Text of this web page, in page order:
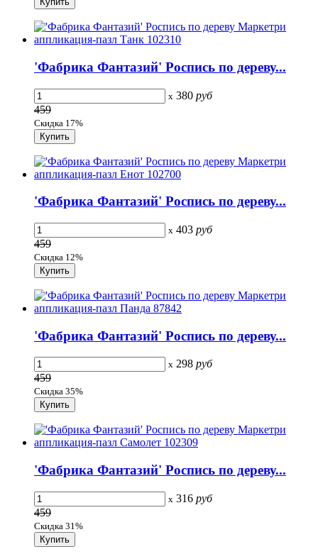
'Фабрика Фантазий' Роспись по дереву...
x 380 руб
459
Скидка 17%
'Фабрика Фантазий' Роспись по дереву...
x 403 руб
459
Скидка 12%
'Фабрика Фантазий' Роспись по дереву...
x 298 руб
459
Скидка 35%
'Фабрика Фантазий' Роспись по дереву...
x 316 руб
459
Скидка 31%